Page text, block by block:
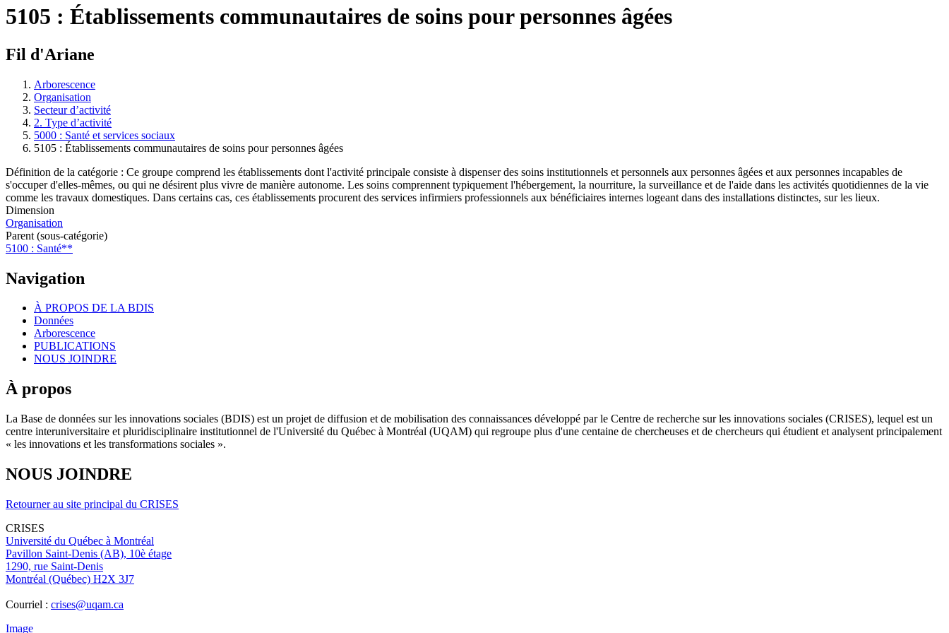
5105 : Établissements communautaires de soins pour personnes âgées
Fil d'Ariane
Arborescence
Organisation
Secteur d’activité
2. Type d’activité
5000 : Santé et services sociaux
5105 : Établissements communautaires de soins pour personnes âgées
Définition de la catégorie : Ce groupe comprend les établissements dont l'activité principale consiste à dispenser des soins institutionnels et personnels aux personnes âgées et aux personnes incapables de
s'occuper d'elles-mêmes, ou qui ne désirent plus vivre de manière autonome. Les soins comprennent typiquement l'hébergement, la nourriture, la surveillance et de l'aide dans les activités quotidiennes de la vie
comme les travaux domestiques. Dans certains cas, ces établissements procurent des services infirmiers professionnels aux bénéficiaires internes logeant dans des installations distinctes, sur les lieux.
Dimension
Organisation
Parent (sous-catégorie)
5100 : Santé**
Navigation
À PROPOS DE LA BDIS
Données
Arborescence
PUBLICATIONS
NOUS JOINDRE
À propos
La Base de données sur les innovations sociales (BDIS) est un projet de diffusion et de mobilisation des connaissances développé par le Centre de recherche sur les innovations sociales (CRISES), lequel est un
centre interuniversitaire et pluridisciplinaire institutionnel de l'Université du Québec à Montréal (UQAM) qui regroupe plus d'une centaine de chercheuses et de chercheurs qui étudient et analysent principalement
« les innovations et les transformations sociales ».
NOUS JOINDRE
Retourner au site principal du CRISES
CRISES
Université du Québec à Montréal
Pavillon Saint-Denis (AB), 10è étage
1290, rue Saint-Denis
Montréal (Québec) H2X 3J7
Courriel : crises@uqam.ca
Image